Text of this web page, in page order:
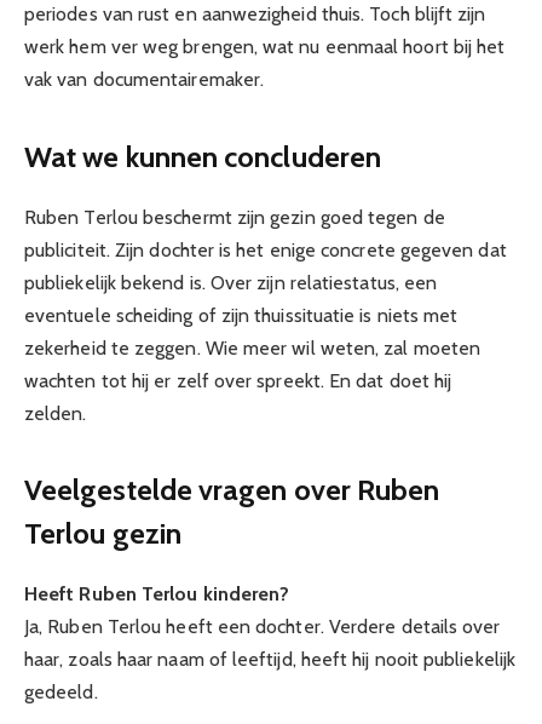
periodes van rust en aanwezigheid thuis. Toch blijft zijn
werk hem ver weg brengen, wat nu eenmaal hoort bij het
vak van documentairemaker.
Wat we kunnen concluderen
Ruben Terlou beschermt zijn gezin goed tegen de
publiciteit. Zijn dochter is het enige concrete gegeven dat
publiekelijk bekend is. Over zijn relatiestatus, een
eventuele scheiding of zijn thuissituatie is niets met
zekerheid te zeggen. Wie meer wil weten, zal moeten
wachten tot hij er zelf over spreekt. En dat doet hij
zelden.
Veelgestelde vragen over Ruben
Terlou gezin
Heeft Ruben Terlou kinderen?
Ja, Ruben Terlou heeft een dochter. Verdere details over
haar, zoals haar naam of leeftijd, heeft hij nooit publiekelijk
gedeeld.